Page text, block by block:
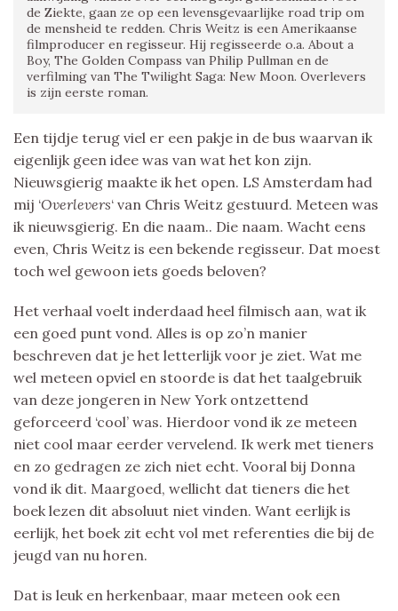
de Ziekte, gaan ze op een levensgevaarlijke road trip om
de mensheid te redden. Chris Weitz is een Amerikaanse
filmproducer en regisseur. Hij regisseerde o.a. About a
Boy, The Golden Compass van Philip Pullman en de
verfilming van The Twilight Saga: New Moon. Overlevers
is zijn eerste roman.
Een tijdje terug viel er een pakje in de bus waarvan ik
eigenlijk geen idee was van wat het kon zijn.
Nieuwsgierig maakte ik het open. LS Amsterdam had
mij ‘Overlevers‘ van Chris Weitz gestuurd. Meteen was
ik nieuwsgierig. En die naam.. Die naam. Wacht eens
even, Chris Weitz is een bekende regisseur. Dat moest
toch wel gewoon iets goeds beloven?
Het verhaal voelt inderdaad heel filmisch aan, wat ik
een goed punt vond. Alles is op zo’n manier
beschreven dat je het letterlijk voor je ziet. Wat me
wel meteen opviel en stoorde is dat het taalgebruik
van deze jongeren in New York ontzettend
geforceerd ‘cool’ was. Hierdoor vond ik ze meteen
niet cool maar eerder vervelend. Ik werk met tieners
en zo gedragen ze zich niet echt. Vooral bij Donna
vond ik dit. Maargoed, wellicht dat tieners die het
boek lezen dit absoluut niet vinden. Want eerlijk is
eerlijk, het boek zit echt vol met referenties die bij de
jeugd van nu horen.
Dat is leuk en herkenbaar, maar meteen ook een